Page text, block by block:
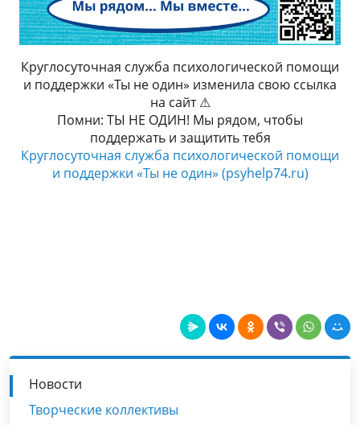
Круглосуточная служба психологической помощи
и поддержки «Ты не один» изменила свою ссылка
на сайт ⚠
Помни: ТЫ НЕ ОДИН! Мы рядом, чтобы
поддержать и защитить тебя
Круглосуточная служба психологической помощи
и поддержки «Ты не один» (psyhelp74.ru)
Новости
Творческие коллективы